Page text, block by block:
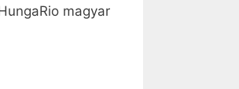
magyar